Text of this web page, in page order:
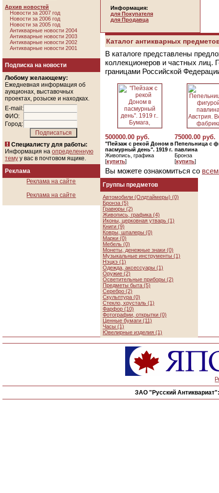
Архив новостей
Новости за 2007 год
Новости за 2006 год
Новости за 2005 год
Антикварные новости 2004
Антикварные новости 2003
Антикварные новости 2002
Антикварные новости 2001
Подписка на новости
Любому желающему:
Ежедневная информация об
аукционах, выставочных
проектах, розыске и находках.
E-mail:
ФИО:
Город:
Специалисту для работы:
Информация на определенную
тему у вас в почтовом ящике.
Реклама
Реклама на сайте
Реклама на сайте
Информация:
для Покупателя
для Продавца
Каталог антикварных
В каталоге представлены
коллекционеров и частных лиц.
границами Российской
500000.00 руб.
"Пейзаж с рекой Доном в
пасмурный день". 1919 г.
Живопись, графика
[купить]
75000.00 руб.
Пепельница с
павлина
Бронза
[купить]
Вы можете ознакомиться со
Группы предметов
Автомобили (Олдтаймеры) (0)
Бронза (5)
Гравюры (2)
Живопись, графика (4)
Иконы, церковная утварь (1)
Книги (9)
Ковры, шпалеры (0)
Марки (0)
Мебель (0)
Монеты, денежные знаки (0)
Музыкальные инструменты (1)
Нэцкэ (1)
Одежда, аксессуары (1)
Оружие (2)
Осветительные приборы (2)
Предметы быта (5)
Серебро (2)
Скульптура (0)
Стекло, хрусталь (1)
Фарфор (10)
Фотографии, открытки (0)
Ценные бумаги (11)
Часы (1)
Ювелирные изделия (1)
ЗАО "Русский Антиквариат":